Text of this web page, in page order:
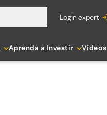
login expert
Aprenda a Investir Vídeos